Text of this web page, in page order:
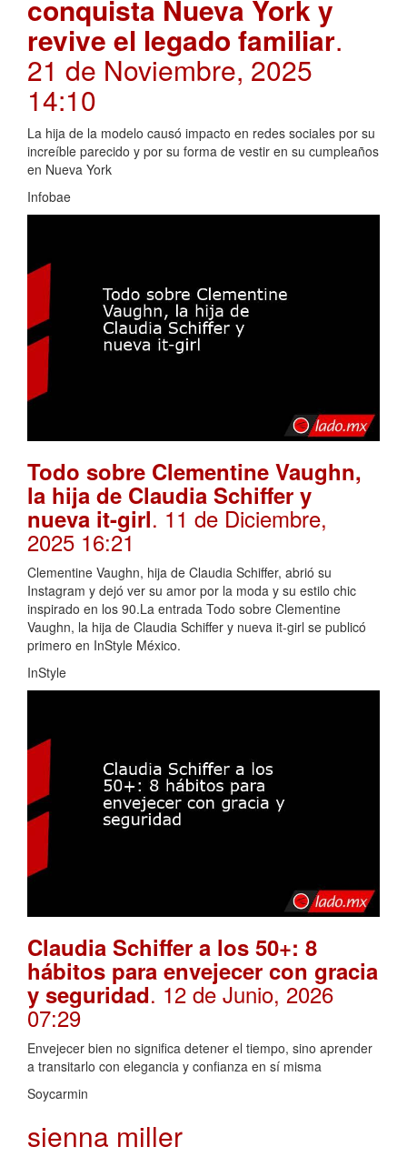
conquista Nueva York y
revive el legado familiar.
21 de Noviembre, 2025
14:10
La hija de la modelo causó impacto en redes sociales por su
increíble parecido y por su forma de vestir en su cumpleaños
en Nueva York
Infobae
Todo sobre Clementine Vaughn,
la hija de Claudia Schiffer y
nueva it-girl. 11 de Diciembre,
2025 16:21
Clementine Vaughn, hija de Claudia Schiffer, abrió su
Instagram y dejó ver su amor por la moda y su estilo chic
inspirado en los 90.La entrada Todo sobre Clementine
Vaughn, la hija de Claudia Schiffer y nueva it-girl se publicó
primero en InStyle México.
InStyle
Claudia Schiffer a los 50+: 8
hábitos para envejecer con gracia
y seguridad. 12 de Junio, 2026
07:29
Envejecer bien no significa detener el tiempo, sino aprender
a transitarlo con elegancia y confianza en sí misma
Soycarmin
sienna miller